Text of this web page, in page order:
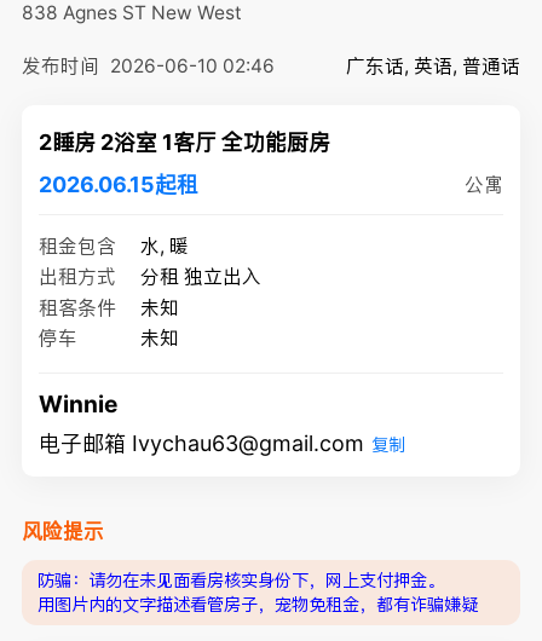
838 Agnes ST New West
发布时间 2026-06-10 02:46 广东话, 英语, 普通话
2睡房 2浴室 1客厅 全功能厨房
2026.06.15起租
公寓
租金包含
水, 暖
出租方式
分租 独立出入
租客条件
未知
停车
未知
Winnie
电子邮箱 Ivychau63@gmail.com 复制
风险提示
防骗：请勿在未见面看房核实身份下，网上支付押金。
用图片内的文字描述看管房子，宠物免租金，都有诈骗嫌疑